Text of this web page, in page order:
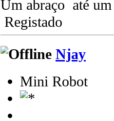
Um abraço até
Registado
Njay
Mini Robot